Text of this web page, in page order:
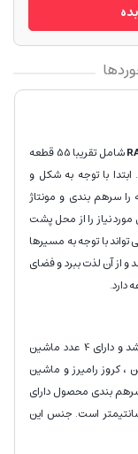
شامل تقریبا 55 قطعه
با توجه به شکل و
سرهم بندی و مونتاژ
نیاز را از محل پشت
با توجه به مسیرها
و از آن لذت ببرد و فضای
در دو طبقه می باشد و دارای 4 عدد ماشین
کروز رامیرز و ماشین
سرهم بندی محصول دارای
18 سانتیمتر و طول 65 سانتیمتر و عرض 38 سانتیمتر است. جنس این